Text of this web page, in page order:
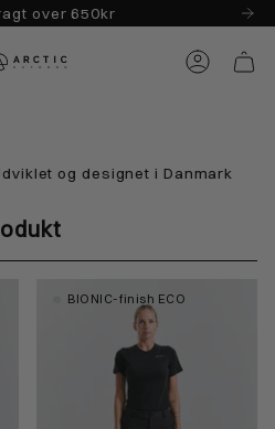
over 650kr
Konto
og designet i Danmark
BIONIC-finish ECO